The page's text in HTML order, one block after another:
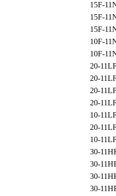
15F-
15F-
15F-
10F-
10F-
20-
20-
20-
20-
10-
20-
10-
30-
30-
30-
30-